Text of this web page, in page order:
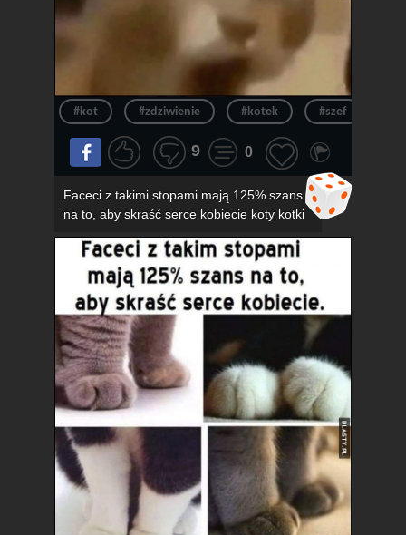
#kot #zdziwienie #kotek #szef
9 0
Faceci z takimi stopami mają 125% szans
na to, aby skraść serce kobiecie koty kotki